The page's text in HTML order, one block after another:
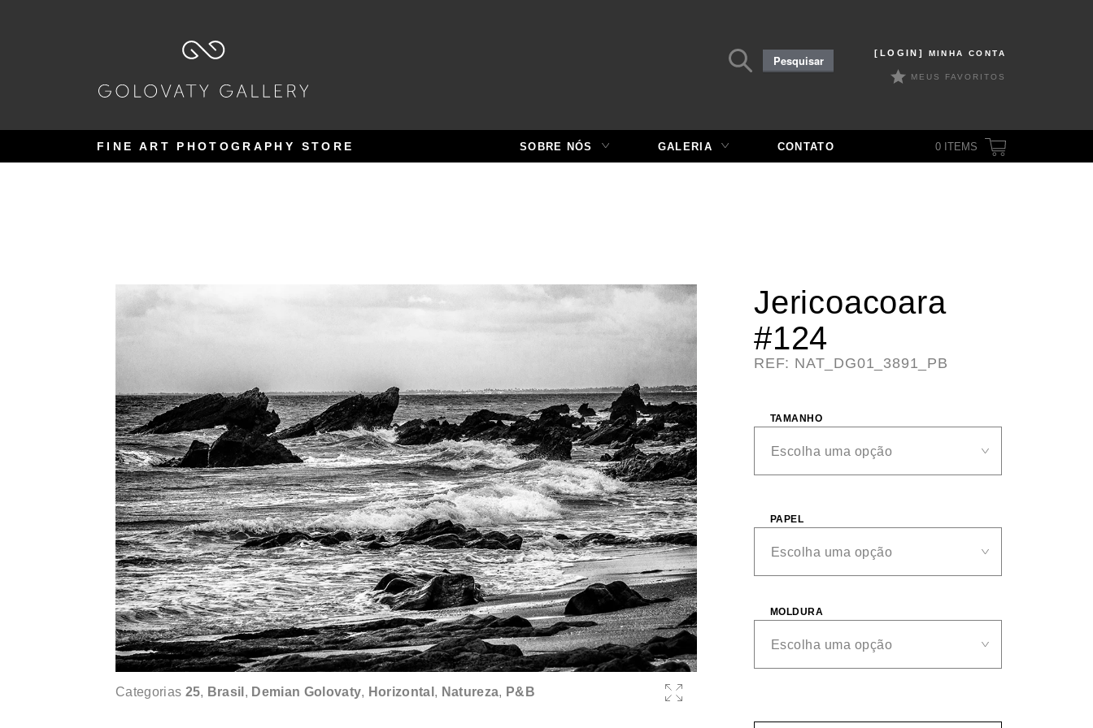
navegação
[LOGIN] MINHA CONTA
MEUS FAVORITOS
Pesquisar
por:Pesquisar
FINE ART PHOTOGRAPHY STORE SOBRE NÓS GALERIA CONTATO 0 ITEMS
Categorias 25, Brasil , Demian Golovaty, Horizontal , Natureza, P&B
Jericoacoara
#124
REF: NAT_DG01_3891_PB
TAMANHO
PAPEL
MOLDURA